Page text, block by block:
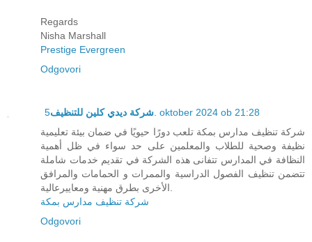
Regards
Nisha Marshall
Prestige Evergreen
Odgovori
شركة ديدي كلين للتنظيف 5. oktober 2024 ob 21:28
شركة تنظيف مدارس بمكة تلعب دورًا حيويًا في ضمان بيئة تعليمية
نظيفة وصحية للطلاب والمعلمين على حد سواء في ظل أهمية
النظافة في المدارس تتفانى هذه الشركة في تقديم خدمات شاملة
تتضمن تنظيف الفصول الدراسية والممرات و الحمامات والمرافق
شركة تنظيف مدارس بمكة
Odgovori